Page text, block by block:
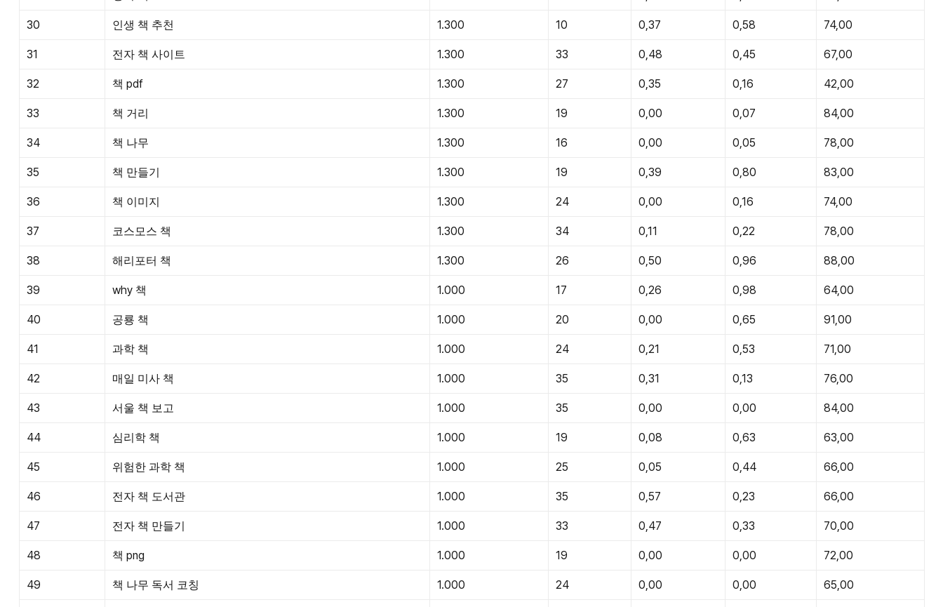
30 인생 책 추천 1.300 10 0,37 0,58 74,00
31 전자 책 사이트 1.300 33 0,48 0,45 67,00
32 책 pdf 1.300 27 0,35 0,16 42,00
33 책 거리 1.300 19 0,00 0,07 84,00
34 책 나무 1.300 16 0,00 0,05 78,00
35 책 만들기 1.300 19 0,39 0,80 83,00
36 책 이미지 1.300 24 0,00 0,16 74,00
37 코스모스 책 1.300 34 0,11 0,22 78,00
38 해리포터 책 1.300 26 0,50 0,96 88,00
39 why 책 1.000 17 0,26 0,98 64,00
40 공룡 책 1.000 20 0,00 0,65 91,00
41 과학 책 1.000 24 0,21 0,53 71,00
42 매일 미사 책 1.000 35 0,31 0,13 76,00
43 서울 책 보고 1.000 35 0,00 0,00 84,00
44 심리학 책 1.000 19 0,08 0,63 63,00
45 위험한 과학 책 1.000 25 0,05 0,44 66,00
46 전자 책 도서관 1.000 35 0,57 0,23 66,00
47 전자 책 만들기 1.000 33 0,47 0,33 70,00
48 책 png 1.000 19 0,00 0,00 72,00
49 책 나무 독서 코칭 1.000 24 0,00 0,00 65,00